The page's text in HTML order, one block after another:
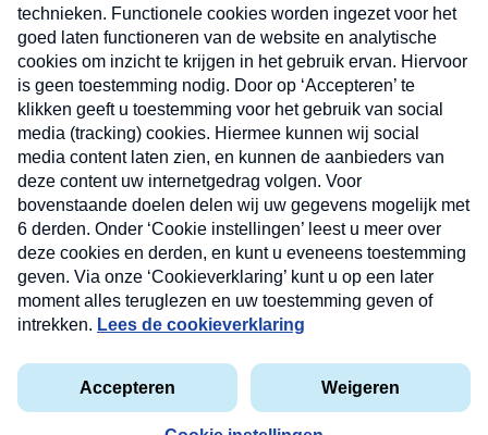
Verzend
Privacyverklaring
Cookieverklaring
Kwetsbaarheid melden
Copyright © 2026 MAX Vandaag - Omroep MAX
Nieuwsbrief
Neem hier een gratis abonnement op onze
nieuwsbrief. Elke vrijdag- en dinsdagochtend in uw